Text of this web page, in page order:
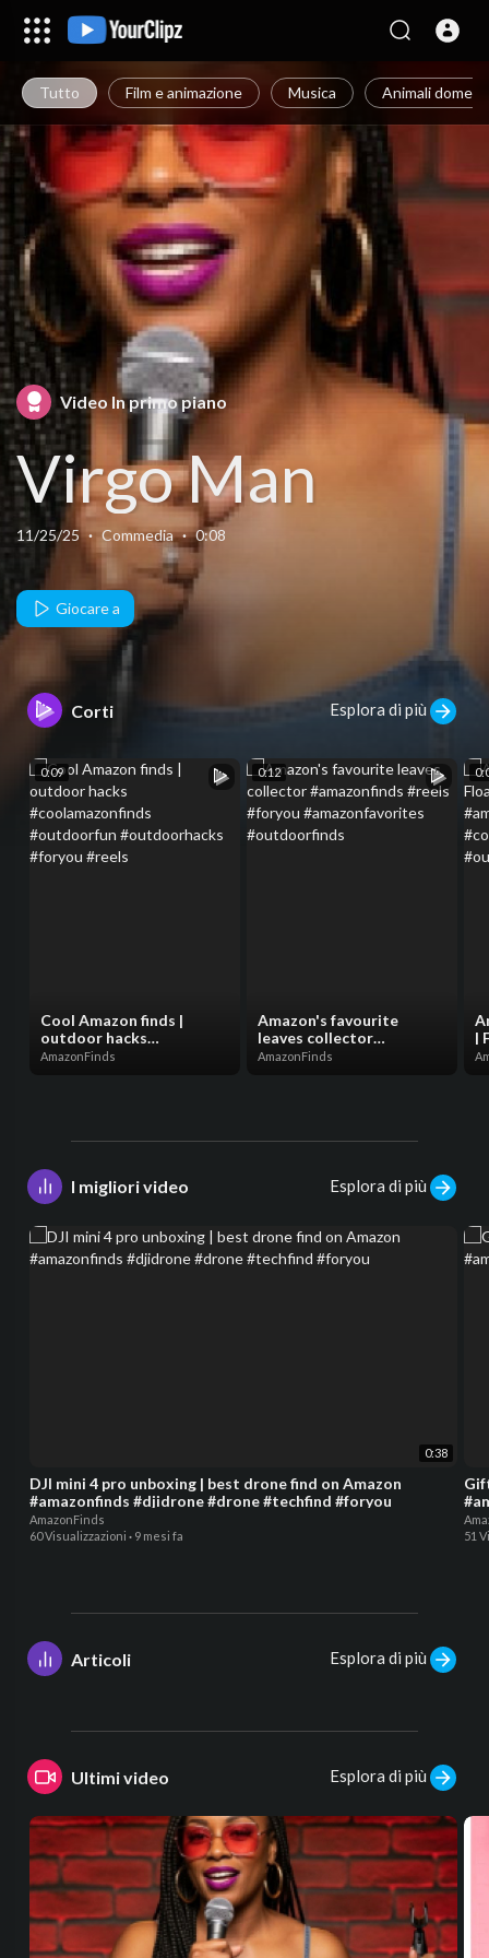
Tutto Film e animazione Musica Animali
Video In primo piano
Virgo Man
11/25/25 · Commedia · 0:08
Giocare a
Corti Esplora di più
0:09
Cool Amazon finds |
outdoor hacks
#coolamazonfinds
AmazonFinds
0:12
Amazon's favourite
leaves collector
#amazonfinds #reels
AmazonFinds
|
I migliori video Esplora di più
0:38
DJI mini 4 pro unboxing | best drone find on Amazon
#amazonfinds #djidrone #drone #techfind #foryou
AmazonFinds
60 Visualizzazioni · 9 mesi fa
51
Articoli Esplora di più
Ultimi video Esplora di più